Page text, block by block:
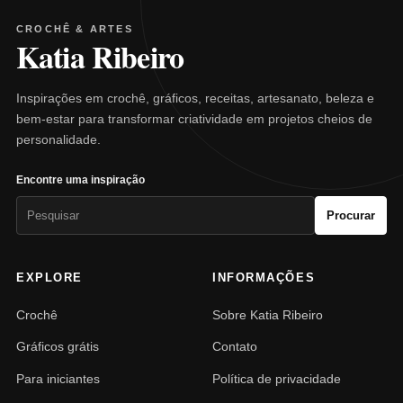
CROCHÊ & ARTES
Katia Ribeiro
Inspirações em crochê, gráficos, receitas, artesanato, beleza e
bem-estar para transformar criatividade em projetos cheios de
personalidade.
Encontre uma inspiração
Procurar
EXPLORE
Crochê
Gráficos grátis
Para iniciantes
INFORMAÇÕES
Sobre Katia Ribeiro
Contato
Política de privacidade